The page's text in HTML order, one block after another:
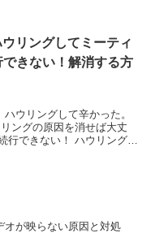
リングしてミーティ
できない！解消する方
ウリングして辛かった。
オが映らない原因と対処